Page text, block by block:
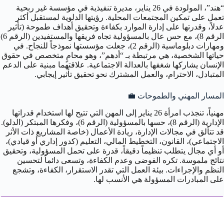
“هند”، المولودة في 26 يناير، مديرة تنفيذية في مؤسسة غير ربحية
تعمل على تمكين المجتمعات المحلية. رؤيتها الدلوية لمستقبل أكثر
عدلاً، وقدرتها على إدارة الموارد بكفاءة وتحقيق أهداف طموحة (تأثير
الرقم 8)، مع حس عال بالمسؤولية تجاه فريقها والمستفيدين (الرقم 6)
ومهارات دبلوماسية (الرقم 2)، جعلت مؤسستها نموذجاً للنجاح. في
حياتها الشخصية، هي مرتبطة بـ “أدهم”، وهو محامٍ متخصص في حقوق
الإنسان يشاركها شغفها بالعدالة الاجتماعية. علاقتهما مبنية على الدعم
المتبادل، الاحترام، والعمل المشترك نحو تحقيق تأثير إيجابي.
المسار المهني والطموحات 💼
مهنياً، تنجذب امرأة 26 يناير إلى المهن التي تتيح لها استخدام قدراتها
الإدارية (الرقم 8)، حسها بالمسؤولية (الرقم 6)، وفكرها المبتكر (الدلو).
قد تتألق في مجالات الإدارة، ريادة الأعمال (خاصة المشاريع ذات الأثر
الاجتماعي)، القانون، التخطيط المالي، التعليم (كدور إداري أو قيادي)،
أو أي مجال يتطلب تنظيماً دقيقاً، قدرة على تحمل المسؤولية، وتحقيق
نتائج ملموسة. تكره الفوضى وعدم الكفاءة، وتسعى دائماً لتحسين
النظم والإجراءات. بيئة العمل التي تقدر الاستقرار، الكفاءة، وتشجع
على المبادرات المسؤولة هي الأنسب لها.